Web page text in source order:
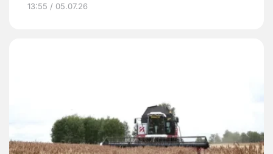
13:55 / 05.07.26